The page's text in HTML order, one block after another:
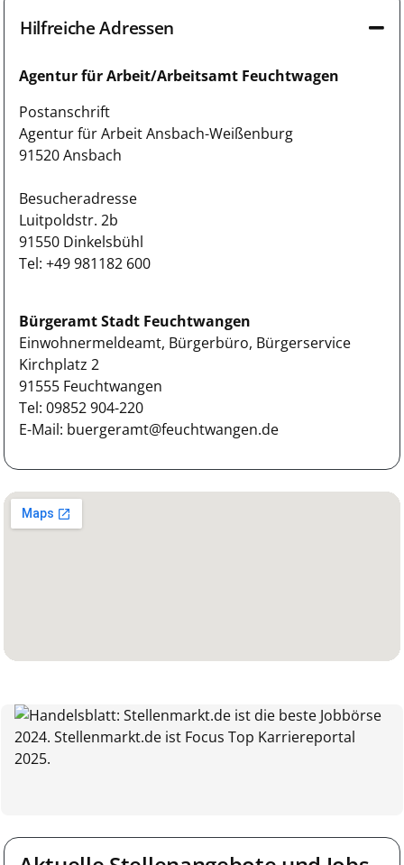
Hilfreiche Adressen
Agentur für Arbeit/Arbeitsamt Feuchtwagen
Postanschrift
Agentur für Arbeit Ansbach-Weißenburg
91520 Ansbach
Besucheradresse
Luitpoldstr. 2b
91550 Dinkelsbühl
Tel: +49 981182 600
Bürgeramt Stadt Feuchtwangen
Einwohnermeldeamt, Bürgerbüro, Bürgerservice
Kirchplatz 2
91555 Feuchtwangen
Tel: 09852 904-220
E-Mail: buergeramt@feuchtwangen.de